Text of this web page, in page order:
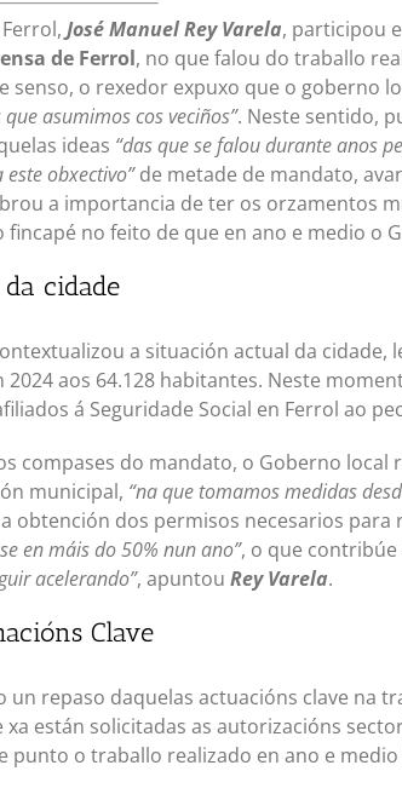
José Manuel Rey Varela, participou
de Ferrol, no que falou do traballo
senso, o rexedor expuxo que o goberno
asumimos cos veciños”. Neste sentido,
ideas “das que se falou durante anos
obxectivo”de metade de mandato,
a importancia de ter os orzamentos
fincapé no feito de que en ano e medio
cidade
a situación actual da
2024 aos 64.128 habitantes. Neste
á Seguridade Social en Ferrol ao
compases do mandato, o Goberno
municipal, “na que tomamos medidas
obtención dos permisos necesarios
en máis do 50% nun ano”, o que
acelerando”, apuntou Rey Varela.
Clave
un repaso daquelas actuacións clave na
xa están solicitadas as autorizacións
punto o traballo realizado en ano e